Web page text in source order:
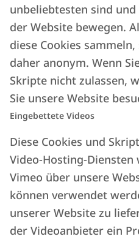
Rabatte auf die
in Sizilien
Wir haben für Sie die
Meisterwerke eines
geschichtsträchtigen
die Sie mit wenigen
buchen können.
Jetzt
unbeliebtesten sind
der Website bewegen.
diese Cookies
daher anonym. Wenn
Skripte nicht zulassen,
Sie unsere Website
Eingebettete Videos
Diese Cookies und
Video-Hosting-Diensten
Vimeo über unsere
können verwendet
unserer Website zu
der Videoanbieter ein